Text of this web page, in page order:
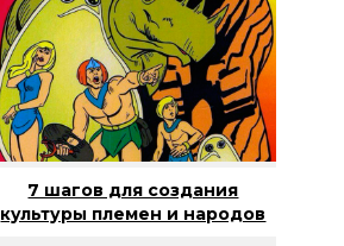
7 шагов для создания
культуры племен и народов